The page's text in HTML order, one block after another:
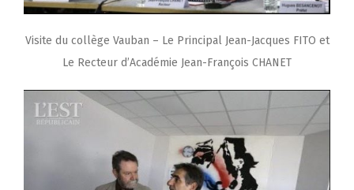
Visite du collège Vauban – Le Principal Jean-Jacques FITO et
Le Recteur d’Académie Jean-François CHANET